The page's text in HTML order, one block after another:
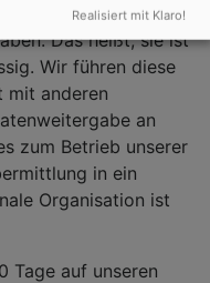
Datenverarbeitung
Das heißt, sie ist
Wir führen diese
mit anderen
an
zum Betrieb unserer
in ein
Organisation ist
Tage auf unseren
Realisiert mit Klaro!